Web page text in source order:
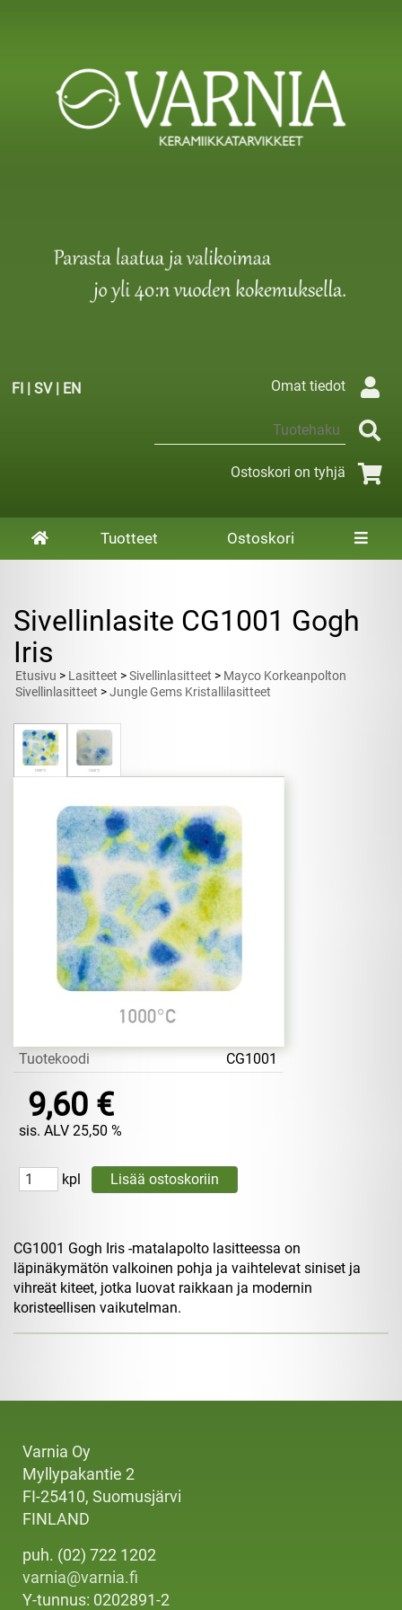
FI | SV| EN Omat tiedot
Ostoskori on tyhjä
Tuotteet Ostoskori
Sivellinlasite CG1001 Gogh
Iris
Etusivu > Lasitteet >Sivellinlasitteet > Mayco Korkeanpolton
Sivellinlasitteet >Jungle Gems Kristallilasitteet
Tuotekoodi CG1001
9,60 €
sis. ALV 25,50 %
kpl
CG1001 Gogh Iris -matalapolto lasitteessa on
läpinäkymätön valkoinen pohja ja vaihtelevat siniset ja
vihreät kiteet, jotka luovat raikkaan ja modernin
koristeellisen vaikutelman.
Varnia Oy
Myllypakantie 2
FI-25410, Suomusjärvi
FINLAND
puh. (02) 722 1202
varnia@varnia.fi
Y-tunnus: 0202891-2